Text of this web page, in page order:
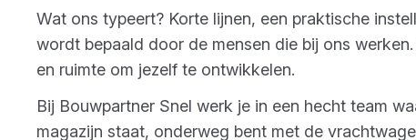
Wat ons typeert? Korte lijnen, een praktische
wordt bepaald door de mensen die bij ons
en ruimte om jezelf te ontwikkelen.
Bij Bouwpartner Snel werk je in een hecht team
magazijn staat, onderweg bent met de